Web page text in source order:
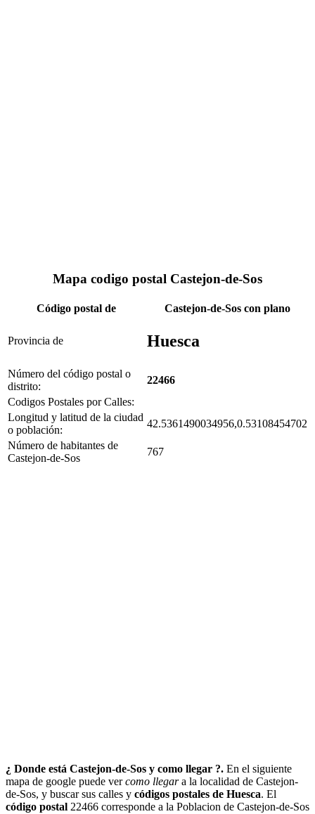
Mapa codigo postal Castejon-de-Sos
Código postal de Castejon-de-Sos con plano
Provincia de Huesca
Número del código postal o
distrito:
22466
Codigos Postales por Calles:
Longitud y latitud de la ciudad
o población:
42.5361490034956,0.53108454702
Número de habitantes de
Castejon-de-Sos
767
¿ Donde está Castejon-de-Sos y como llegar ?. En el siguiente
mapa de google puede vercomo llegara la localidad de Castejon-
de-Sos, y buscar sus calles y códigos postales de Huesca. El
código postal 22466 corresponde a la Poblacion de Castejon-de-Sos